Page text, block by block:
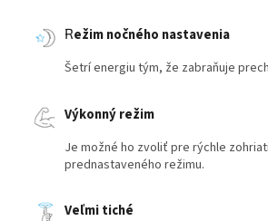
Režim nočného nastavenia
Šetrí energiu tým, že zabraňuje
Výkonný režim
Je možné ho zvoliť pre rýchle
prednastaveného režimu.
Veľmi tiché